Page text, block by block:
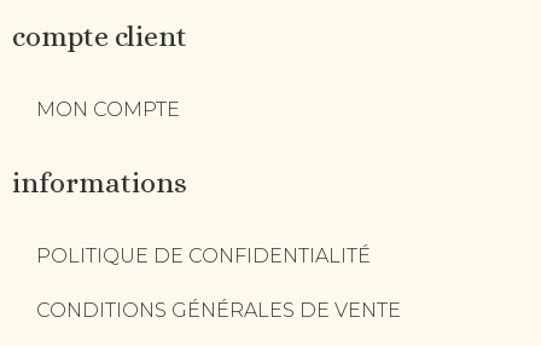
compte client
MON COMPTE
informations
POLITIQUE DE CONFIDENTIALITÉ
CONDITIONS GÉNÉRALES DE VENTE